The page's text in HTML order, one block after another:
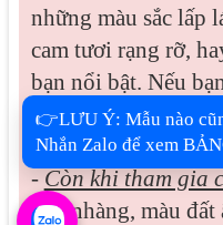
những màu sắc lấp
cam tươi rạng rỡ,
bạn nổi bật. Nếu
mới, hồng tươi
là những lựa chọn
- Còn khi tham gia
nhẹ nhàng, màu
👉LƯU Ý: Mẫu nào
Nhắn Zalo để xem